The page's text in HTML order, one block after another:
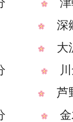
大
分
芦
分